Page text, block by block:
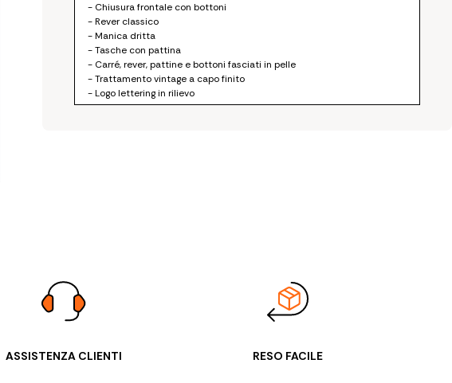
- Chiusura frontale con bottoni
- Rever classico
- Manica dritta
- Tasche con pattina
- Carré, rever, pattine e bottoni fasciati in pelle
- Trattamento vintage a capo finito
- Logo lettering in rilievo
- Codice articolo: MPW01319MNF0017
ASSISTENZA CLIENTI RESO FACILE